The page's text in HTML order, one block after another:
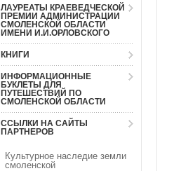
ЛАУРЕАТЫ КРАЕВЕДЧЕСКОЙ
ПРЕМИИ АДМИНИСТРАЦИИ
СМОЛЕНСКОЙ ОБЛАСТИ
ИМЕНИ И.И.ОРЛОВСКОГО
КНИГИ
ИНФОРМАЦИОННЫЕ
БУКЛЕТЫ ДЛЯ
ПУТЕШЕСТВИЙ ПО
СМОЛЕНСКОЙ ОБЛАСТИ
ССЫЛКИ НА САЙТЫ
ПАРТНЕРОВ
Культурное наследие земли
смоленской